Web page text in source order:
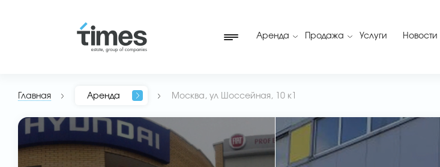
Аренда Продажа Услуги Новости
Главная Аренда Москва, ул Шоссейная, 10 к1